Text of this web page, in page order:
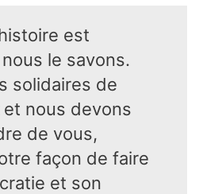
est
le savons.
solidaires de
nous devons
de vous,
façon de faire
et son